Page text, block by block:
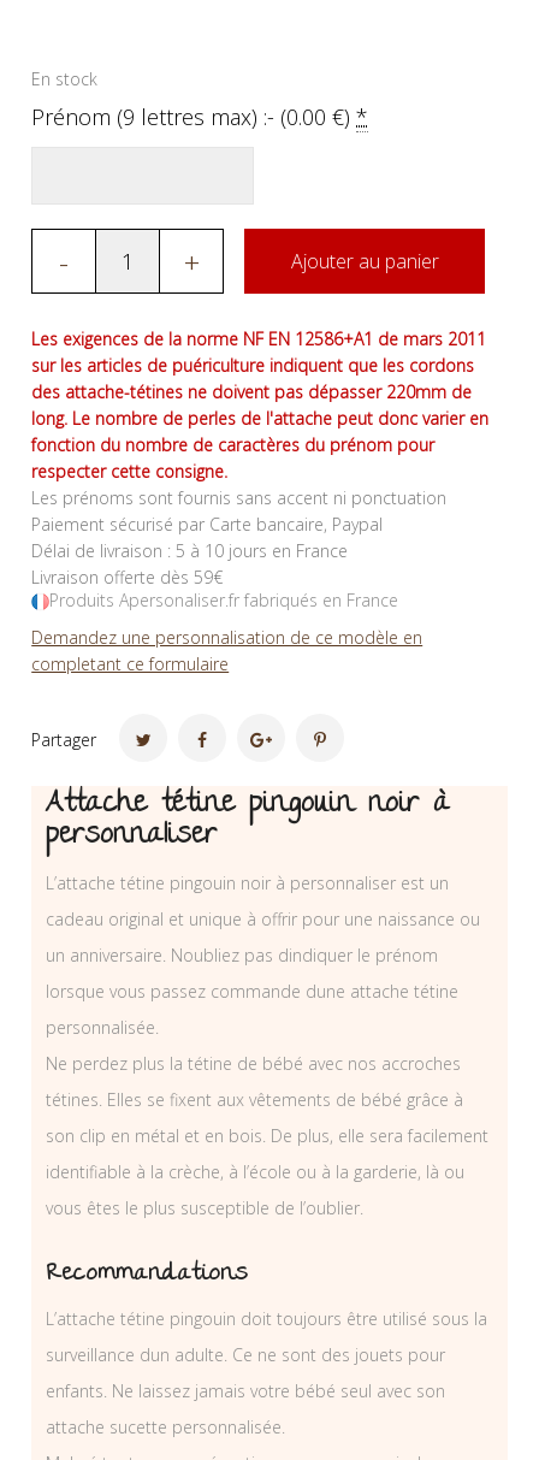
En stock
Prénom (9 lettres max) :- (0.00€)*
- + Ajouter au panier
Les exigences de la norme NF EN 12586+A1 de mars 2011
sur les articles de puériculture indiquent que les cordons
des attache-tétines ne doivent pas dépasser 220mm de
long. Le nombre de perles de l'attache peut donc varier en
fonction du nombre de caractères du prénom pour
respecter cette consigne.
Les prénoms sont fournis sans accent ni ponctuation
Paiement sécurisé par Carte bancaire, Paypal
Délai de livraison : 5 à 10 jours en France
Livraison offerte dès 59€
Produits Apersonaliser.fr fabriqués en France
Demandez une personnalisation de ce modèle en
completant ce formulaire
Partager
Attache tétine pingouin noir à
personnaliser
L’attache tétine pingouin noir à personnaliser est un
cadeau original et unique à offrir pour une naissance ou
un anniversaire. Noubliez pas dindiquer le prénom
lorsque vous passez commande dune attache tétine
personnalisée.
Ne perdez plus la tétine de bébé avec nos accroches
tétines. Elles se fixent aux vêtements de bébé grâce à
son clip en métal et en bois. De plus, elle sera facilement
identifiable à la crèche, à l’école ou à la garderie, là ou
vous êtes le plus susceptible de l’oublier.
Recommandations
L’attache tétine pingouin doit toujours être utilisé sous la
surveillance dun adulte. Ce ne sont des jouets pour
enfants. Ne laissez jamais votre bébé seul avec son
attache sucette personnalisée.